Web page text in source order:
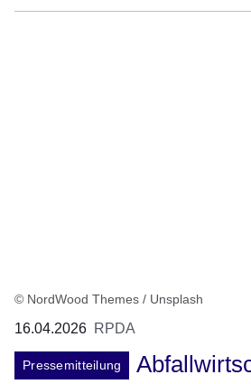
© NordWood Themes / Unsplash
16.04.2026 RPDA
Pressemitteilung